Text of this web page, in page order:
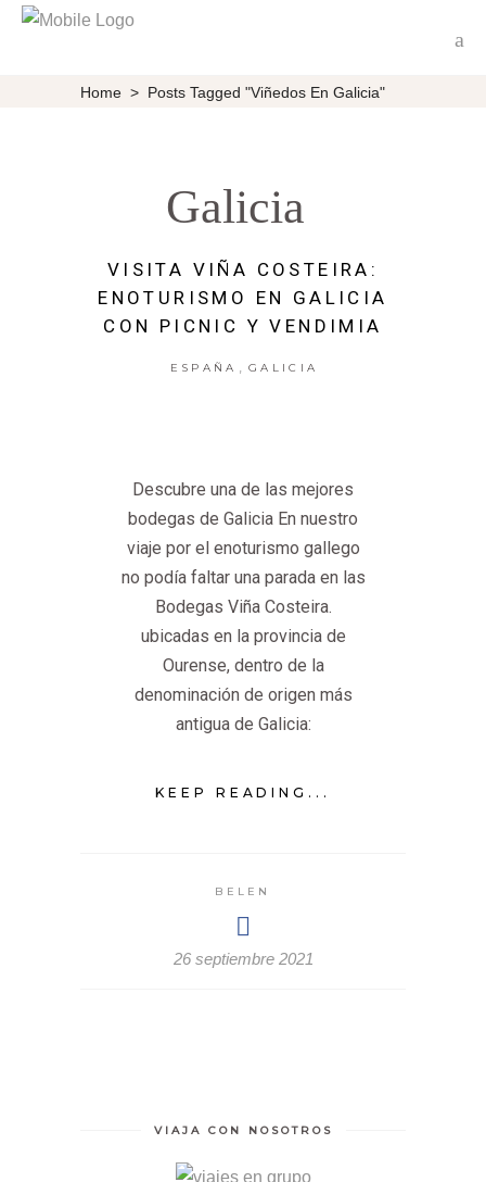
Home > Posts Tagged "Viñedos En Galicia"
Galicia
VISITA VIÑA COSTEIRA:
ENOTURISMO EN GALICIA
CON PICNIC Y VENDIMIA
ESPAÑA , GALICIA
Descubre una de las mejores
bodegas de Galicia En nuestro
viaje por el enoturismo gallego
no podía faltar una parada en las
Bodegas Viña Costeira.
ubicadas en la provincia de
Ourense, dentro de la
denominación de origen más
antigua de Galicia:
KEEP READING...
BELEN
26 septiembre 2021
VIAJA CON NOSOTROS